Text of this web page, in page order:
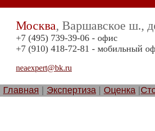
Москва, Варшавское ш.,
+7 (495) 739-39-06 - офис
+7 (910) 418-72-81 - мобильный
neaexpert@bk.ru
Главная Экспертиза Оценка